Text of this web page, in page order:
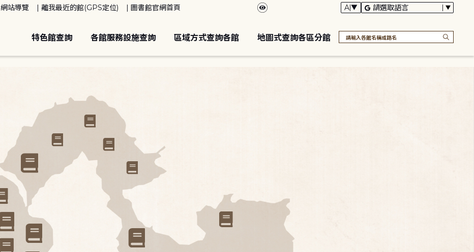
網站導覽 離我最近的館(GPS定位) 圖書館官網首頁
特色館查詢 各館服務設施查詢 區域方式查詢各館 地圖式查詢各區分館